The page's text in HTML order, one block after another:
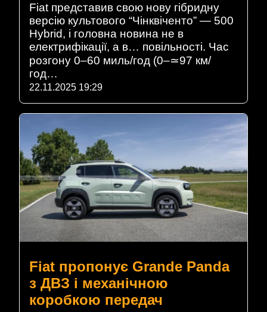
Fiat представив свою нову гібридну
версію культового “Чінквіченто” — 500
Hybrid, і головна новина не в
електрифікації, а в… повільності. Час
розгону 0–60 миль/год (0–≃97 км/
год…
22.11.2025 19:29
Fiat пропонує Grande Panda
з ДВЗ і механічною
коробкою передач